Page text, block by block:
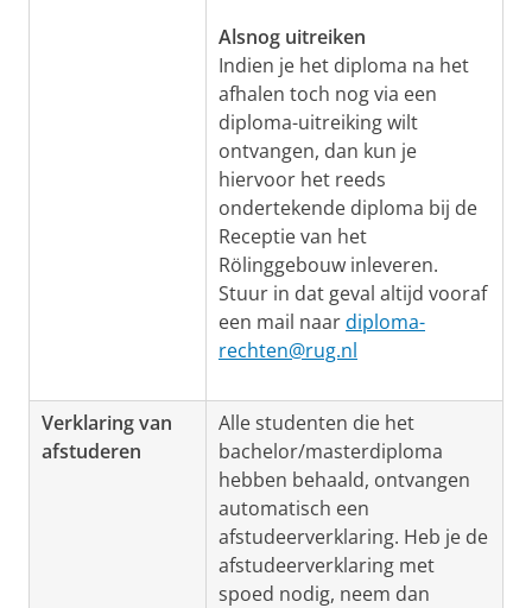
Alsnog uitreiken
Indien je het diploma na het
afhalen toch nog via een
diploma-uitreiking wilt
ontvangen, dan kun je
hiervoor het reeds
ondertekende diploma bij de
Receptie van het
Rölinggebouw inleveren.
Stuur in dat geval altijd vooraf
een mail naardiploma-
rechten@rug.nl
Verklaring van
afstuderen
Alle studenten die het
bachelor/masterdiploma
hebben behaald, ontvangen
automatisch een
afstudeerverklaring. Heb je de
afstudeerverklaring met
spoed nodig, neem dan